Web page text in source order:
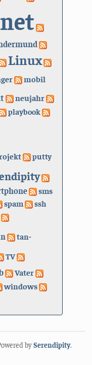
Linux
mobil
neujahr
playbook
putty
sms
spam ssh
tan-
TV
Vater
windows
bySerendipity.